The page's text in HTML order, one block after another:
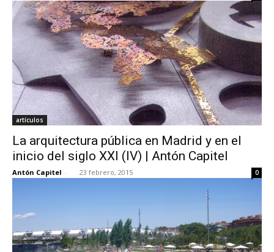
artículos
La arquitectura pública en Madrid y en el
inicio del siglo XXI (IV) | Antón Capitel
Antón Capitel - 23 febrero, 2015 0